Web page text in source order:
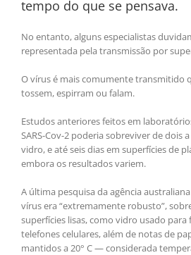
tempo do que se pensava.
No entanto, alguns especialistas
representada pela transmissão por
O vírus é mais comumente transmitido
tossem, espirram ou falam.
Estudos anteriores feitos em
SARS-Cov-2 poderia sobreviver de dois
vidro, e até seis dias em superfícies de
embora os resultados variem.
A última pesquisa da agência
vírus era “extremamente robusto”,
superfícies lisas, como vidro usado para
telefones celulares, além de notas de
mantidos a 20° C — considerada